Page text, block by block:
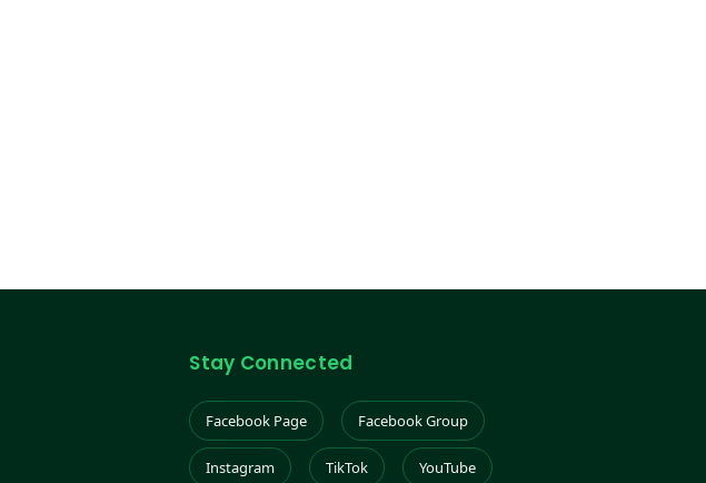
Stay Connected
Facebook Page Facebook Group
Instagram TikTok YouTube